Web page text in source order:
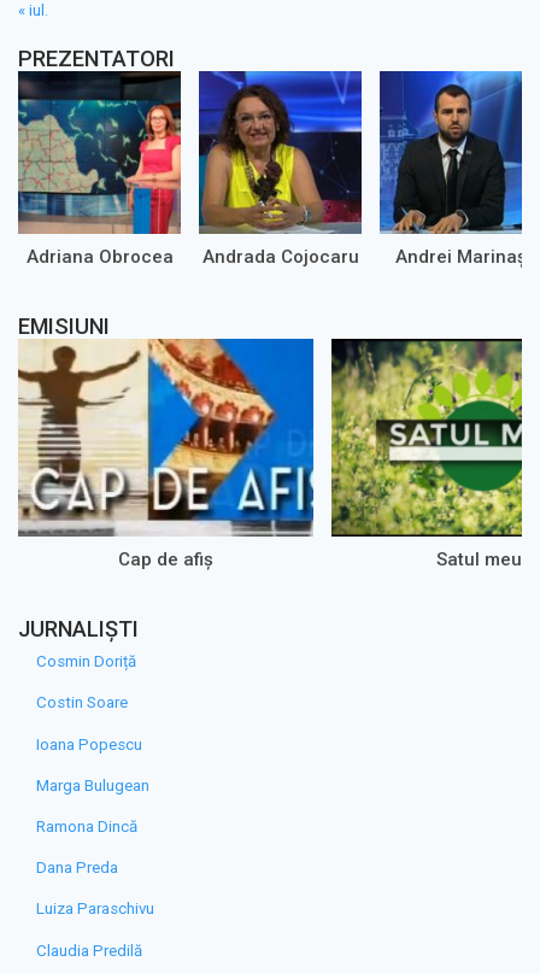
« iul.
PREZENTATORI
Adriana Obrocea Andrada Cojocaru Andrei Marinaș
EMISIUNI
Cap de afiș Satul meu
JURNALIȘTI
Cosmin Doriță
Costin Soare
Ioana Popescu
Marga Bulugean
Ramona Dincă
Dana Preda
Luiza Paraschivu
Claudia Predilă